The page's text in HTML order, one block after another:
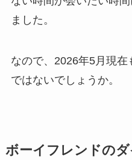
ました。
なので、2026年5月現
ではないでしょうか。
ボーイフレンドの